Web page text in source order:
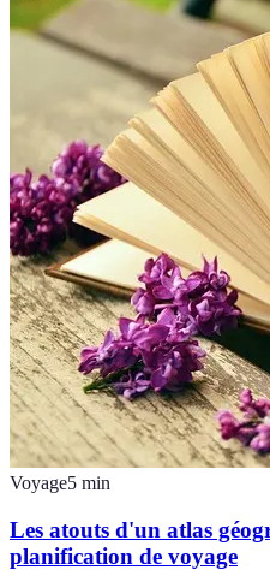
Voyage5 min
Les atouts d'un atlas
planification de voyage